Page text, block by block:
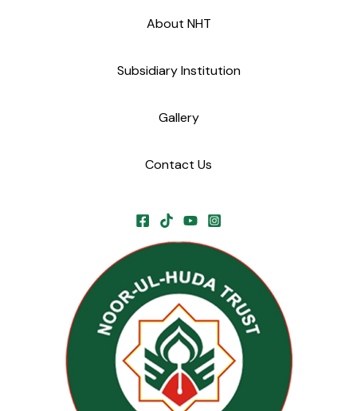
About NHT
Subsidiary Institution
Gallery
Contact Us